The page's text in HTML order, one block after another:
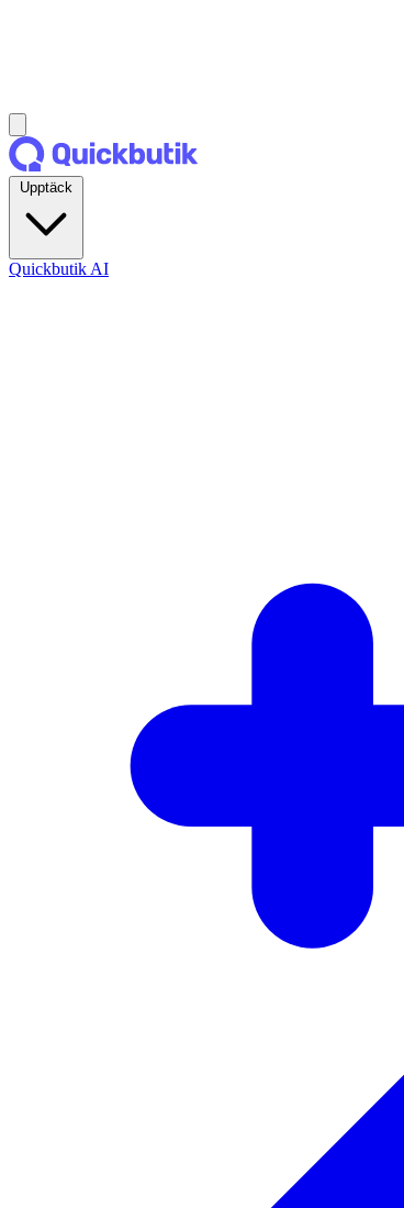
Quickbutik AI